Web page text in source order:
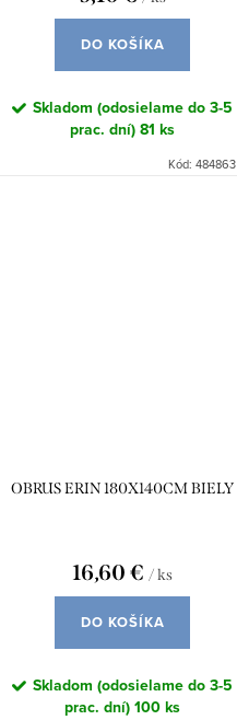
DO KOŠÍKA
Skladom (odosielame do 3-5
prac. dní)81 ks
Kód: 484863
OBRUS ERIN 180X140CM BIELY
16,60 € / ks
DO KOŠÍKA
Skladom (odosielame do 3-5
prac. dní)100 ks